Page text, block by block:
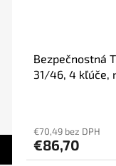
Bezpečnostná
31/46, 4 kľúče,
€70,49 bez DPH
€86,70